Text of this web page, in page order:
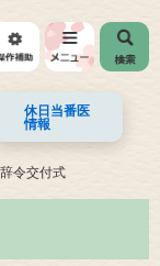
休日当番医
情報
令交付式